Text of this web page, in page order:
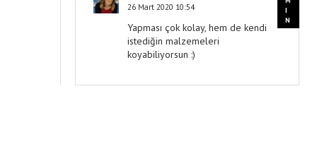
26 Mart 2020 10:54
Yapması çok kolay, hem de kendi
istediğin malzemeleri
koyabiliyorsun :)